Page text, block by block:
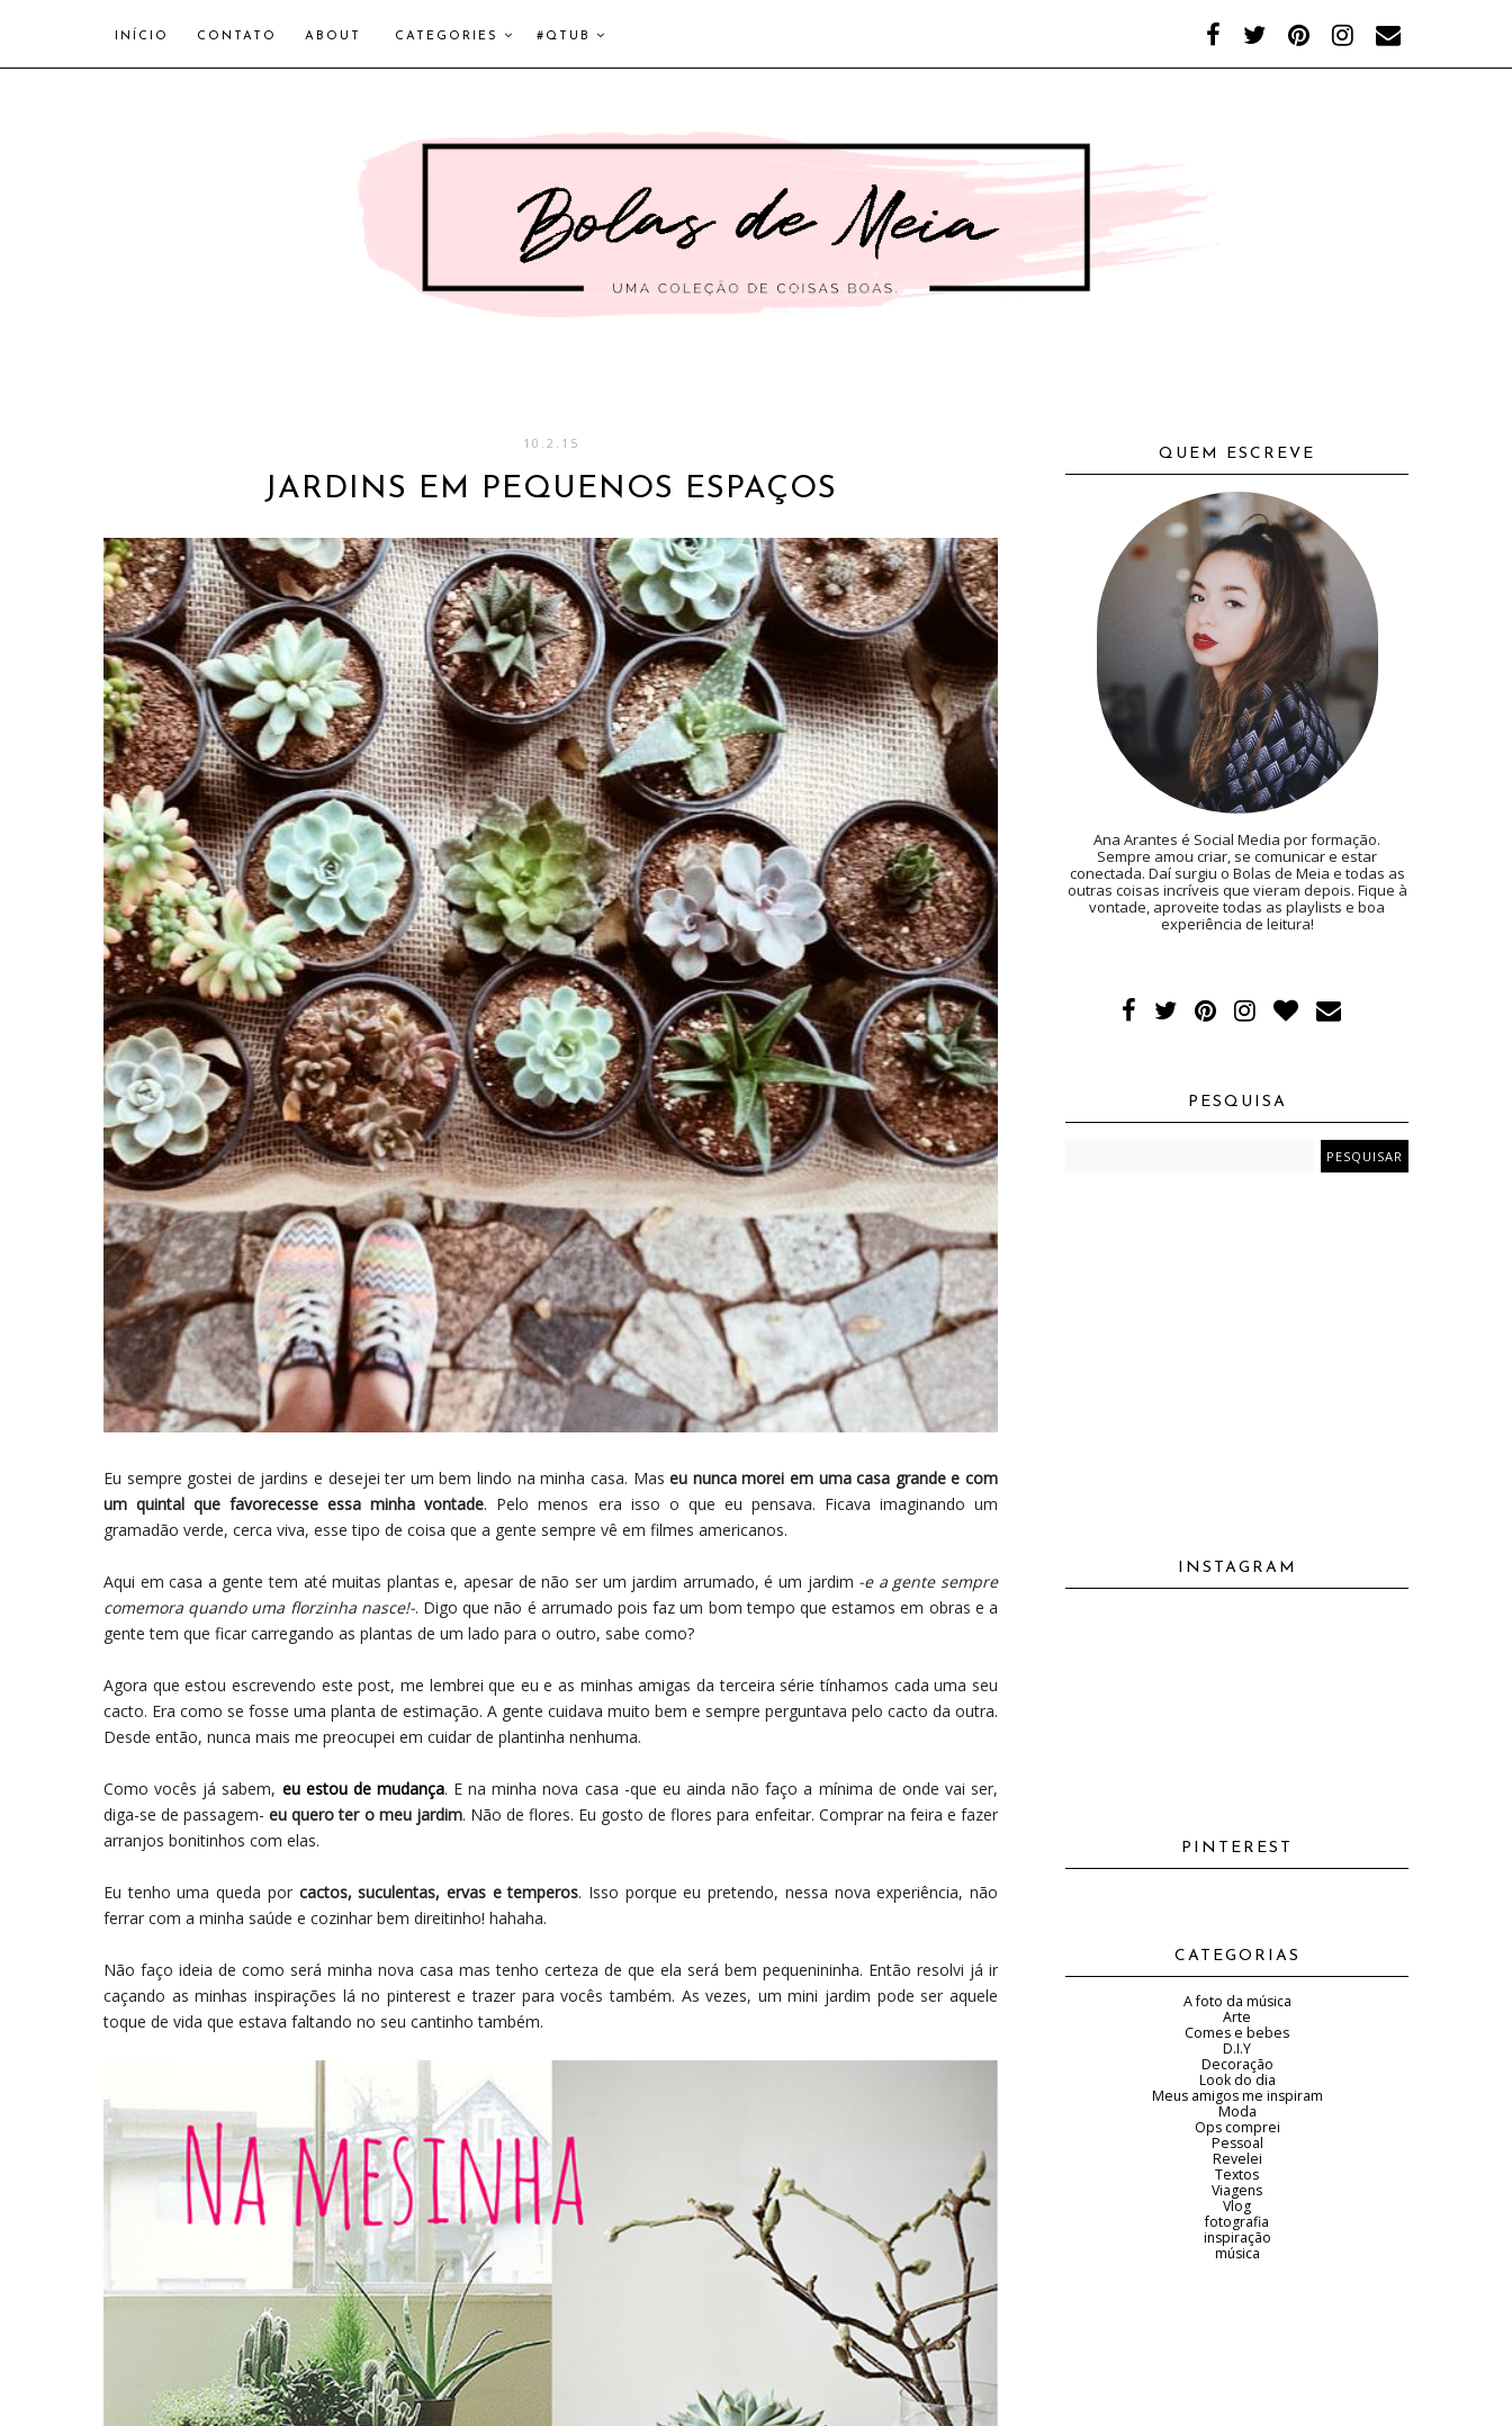
INÍCIO CONTATO ABOUT CATEGORIES #QTUB
10.2.15
JARDINS EM PEQUENOS ESPAÇOS
Eu sempre gostei de jardins e desejei ter um bem lindo na minha casa. Maseu nunca morei em uma casa grande e com
um quintal que favorecesse essa minha vontade. Pelo menos era isso o que eu pensava. Ficava imaginando um
gramadão verde, cerca viva, esse tipo de coisa que a gente sempre vê em filmes americanos.
Aqui em casa a gente tem até muitas plantas e, apesar de não ser um jardim arrumado, é um jardim -e a gente sempre
comemora quando uma florzinha nasce!-. Digo que não é arrumado pois faz um bom tempo que estamos em obras e a
gente tem que ficar carregando as plantas de um lado para o outro, sabe como?
Agora que estou escrevendo este post, me lembrei que eu e as minhas amigas da terceira série tínhamos cada uma seu
cacto. Era como se fosse uma planta de estimação. A gente cuidava muito bem e sempre perguntava pelo cacto da outra.
Desde então, nunca mais me preocupei em cuidar de plantinha nenhuma.
Como vocês já sabem, eu estou de mudança. E na minha nova casa -que eu ainda não faço a mínima de onde vai ser,
diga-se de passagem-eu quero ter o meu jardim. Não de flores. Eu gosto de flores para enfeitar. Comprar na feira e fazer
arranjos bonitinhos com elas.
Eu tenho uma queda por cactos, suculentas, ervas e temperos. Isso porque eu pretendo, nessa nova experiência, não
ferrar com a minha saúde e cozinhar bem direitinho! hahaha.
Não faço ideia de como será minha nova casa mas tenho certeza de que ela será bem pequenininha. Então resolvi já ir
caçando as minhas inspirações lá no pinterest e trazer para vocês também. As vezes, um mini jardim pode ser aquele
toque de vida que estava faltando no seu cantinho também.
QUEM ESCREVE
Ana Arantes é Social Media por formação.
Sempre amou criar, se comunicar e estar
conectada. Daí surgiu o Bolas de Meia e todas as
outras coisas incríveis que vieram depois. Fique à
vontade, aproveite todas as playlists e boa
experiência de leitura!
PESQUISA
INSTAGRAM
PINTEREST
CATEGORIAS
A foto da música
Arte
Comes e bebes
D.I.Y
Decoração
Look do dia
Meus amigos me inspiram
Moda
Ops comprei
Pessoal
Revelei
Textos
Viagens
Vlog
fotografia
inspiração
música